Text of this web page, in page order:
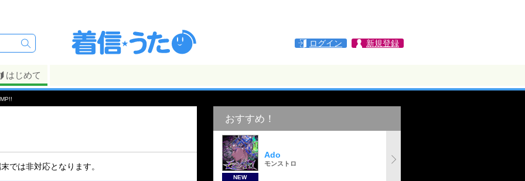
ログイン 新規登録
はじめて
では非対応となります。
おすすめ！
NEW
Ado
モンストロ